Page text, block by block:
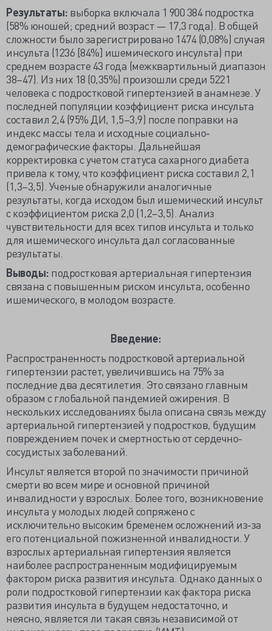
Результаты: выборка включала 1 900 384 подростка
(58% юношей; средний возраст — 17,3 года). В общей
сложности было зарегистрировано 1474 (0,08%) случая
инсульта (1236 [84%] ишемического инсульта) при
среднем возрасте 43 года (межквартильный диапазон
38–47). Из них 18 (0,35%) произошли среди 5221
человека с подростковой гипертензией в анамнезе. У
последней популяции коэффициент риска инсульта
составил 2,4 (95% ДИ, 1,5–3,9) после поправки на
индекс массы тела и исходные социально-
демографические факторы. Дальнейшая
корректировка с учетом статуса сахарного диабета
привела к тому, что коэффициент риска составил 2,1
(1,3–3,5). Ученые обнаружили аналогичные
результаты, когда исходом был ишемический инсульт
с коэффициентом риска 2,0 (1,2–3,5). Анализ
чувствительности для всех типов инсульта и только
для ишемического инсульта дал согласованные
результаты.
Выводы: подростковая артериальная гипертензия
связана с повышенным риском инсульта, особенно
ишемического, в молодом возрасте.
Введение:
Распространенность подростковой артериальной
гипертензии растет, увеличившись на 75% за
последние два десятилетия. Это связано главным
образом с глобальной пандемией ожирения. В
нескольких исследованиях была описана связь между
артериальной гипертензией у подростков, будущим
повреждением почек и смертностью от сердечно-
сосудистых заболеваний.
Инсульт является второй по значимости причиной
смерти во всем мире и основной причиной
инвалидности у взрослых. Более того, возникновение
инсульта у молодых людей сопряжено с
исключительно высоким бременем осложнений из-за
его потенциальной пожизненной инвалидности. У
взрослых артериальная гипертензия является
наиболее распространенным модифицируемым
фактором риска развития инсульта. Однако данных о
роли подростковой гипертензии как фактора риска
развития инсульта в будущем недостаточно, и
неясно, является ли такая связь независимой от